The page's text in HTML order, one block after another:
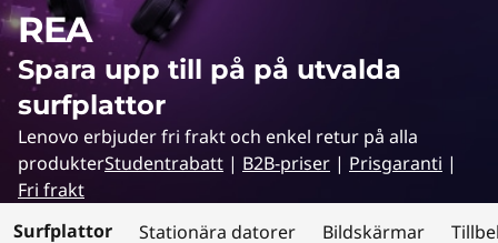
l
a
o
REA
Spara upp till på på utvalda
surfplattor
Lenovo erbjuder fri frakt och enkel retur på alla
produkterStudentrabatt | B2B-priser | Prisgaranti |
Fri frakt
Surfplattor
Stationära datorer Bildskärmar